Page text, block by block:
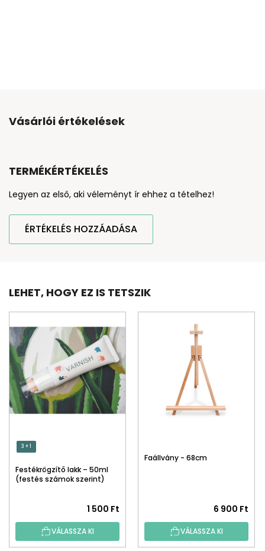
Vásárlói értékelések
TERMÉKÉRTÉKELÉS
Legyen az első, aki véleményt ír ehhez a tételhez!
ÉRTÉKELÉS HOZZÁADÁSA
LEHET, HOGY EZ IS TETSZIK
3 + 1
Festékrögzítő lakk – 50ml
(festés számok szerint)
1 500 Ft
VÁLASSZA KI
Faállvány - 68cm
6 900 Ft
VÁLASSZA KI